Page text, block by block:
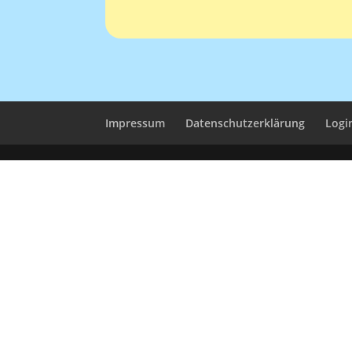
Impressum Datenschutzerklärung